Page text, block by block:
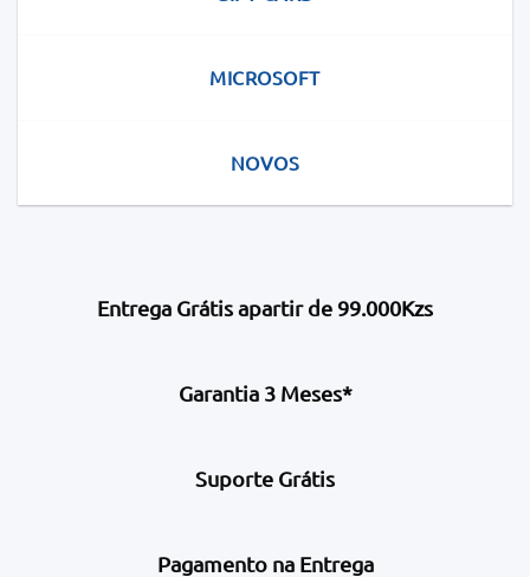
MICROSOFT
NOVOS
Entrega Grátis apartir de 99.000Kzs
Garantia 3 Meses*
Suporte Grátis
Pagamento na Entrega